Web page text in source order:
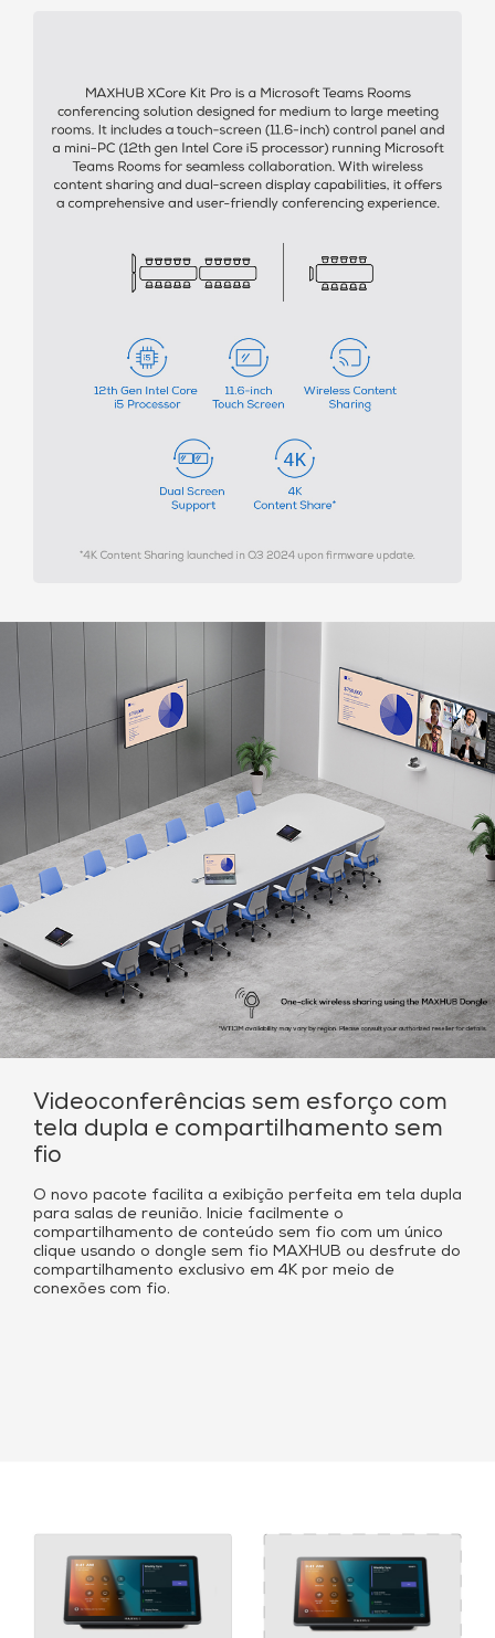
Videoconferências sem esforço com
tela dupla e compartilhamento sem
fio
O novo pacote facilita a exibição perfeita em tela dupla
para salas de reunião. Inicie facilmente o
compartilhamento de conteúdo sem fio com um único
clique usando o dongle sem fio MAXHUB ou desfrute do
compartilhamento exclusivo em 4K por meio de
conexões com fio.